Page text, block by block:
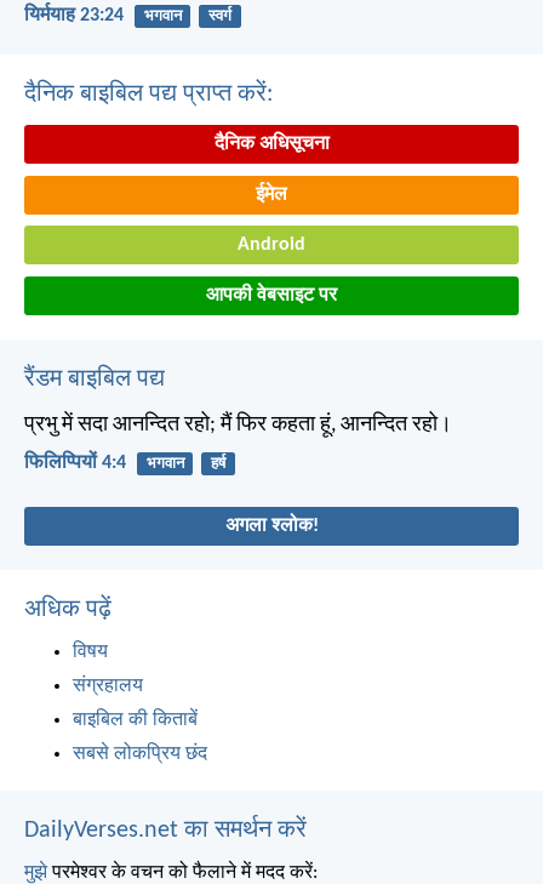
यिर्मयाह 23:24 भगवान स्वर्ग
दैनिक बाइबिल पद्य प्राप्त करें:
दैनिक अधिसूचना
ईमेल
Android
आपकी वेबसाइट पर
रैंडम बाइबिल पद्य
प्रभु में सदा आनन्दित रहो; मैं फिर कहता हूं, आनन्दित रहो।
फिलिप्पियों 4:4 भगवान हर्ष
अगला श्लोक!
अधिक पढ़ें
विषय
संग्रहालय
बाइबिल की किताबें
सबसे लोकप्रिय छंद
DailyVerses.net का समर्थन करें
मुझेपरमेश्वर के वचन को फैलाने में मदद करें: